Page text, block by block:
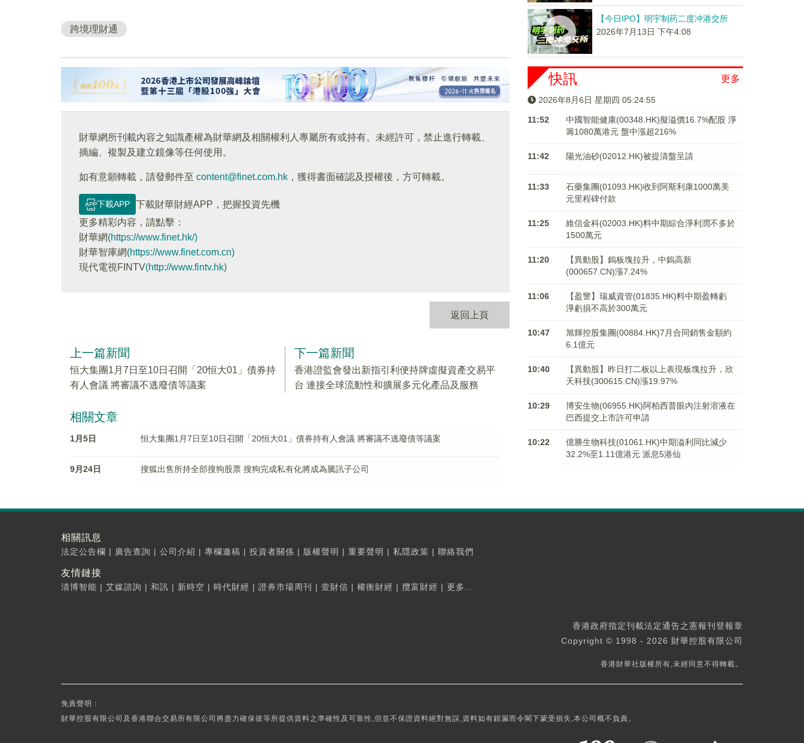
跨境理財通
財華網所刊載內容之知識產權為財華網及相關權利人專屬所有或持有。未經許可，禁止進行轉載、
摘編、複製及建立鏡像等任何使用。
如有意願轉載，請發郵件至 content@finet.com.hk ，獲得書面確認及授權後，方可轉載。
下載APP
下載財華財經APP，把握投資先機
更多精彩内容，請點擊：
財華網(https://www.finet.hk/)
財華智庫網(https://www.finet.com.cn)
現代電視FINTV(http://www.fintv.hk)
返回上頁
上一篇新聞
恒大集團1月7日至10日召開「20恒大01」債券持
有人會議 將審議不逃廢債等議案
下一篇新聞
香港證監會發出新指引利便持牌虛擬資產交易平
台 連接全球流動性和擴展多元化產品及服務
相關文章
1月5日 恒大集團1月7日至10日召開「20恒大01」債券持有人會議 將審議不逃廢債等議案
9月24日 搜狐出售所持全部搜狗股票 搜狗完成私有化將成為騰訊子公司
【今日IPO】明宇制药二度冲港交所
2026年7月13日 下午4:08
更多
快訊
2026年8月6日 星期四 05:24:55
11:52
中國智能健康(00348.HK)擬溢價16.7%配股 淨
籌1080萬港元 ​​​​​​​盤中漲超216%
11:42 陽光油砂(02012.HK)被提清盤呈請
11:33
石藥集團(01093.HK)收到阿斯利康1000萬美
元里程碑付款
11:25
維信金科(02003.HK)料中期綜合淨利潤不多於
1500萬元
11:20
【異動股】鎢板塊拉升，中鎢高新
(000657.CN)漲7.24%
11:06
【盈警】瑞威資管(01835.HK)料中期盈轉虧
淨虧損不高於300萬元
10:47
旭輝控股集團(00884.HK)7月合同銷售金額約
6.1億元
10:40
【異動股】昨日打二板以上表現板塊拉升，欣
天科技(300615.CN)漲19.97%
10:29
博安生物(06955.HK)阿柏西普眼內注射溶液在
巴西提交上市許可申請
10:22
億勝生物科技(01061.HK)中期溢利同比減少
32.2%至1.11億港元 派息5港仙
相關訊息
法定公告欄 | 廣告查詢 | 公司介紹 | 專欄邀稿 | 投資者關係 | 版權聲明 | 重要聲明 | 私隱政策 | 聯絡我們
友情鏈接
清博智能 | 艾媒諮詢 | 和訊 | 新時空 | 時代財經 | 證券市場周刊 | 壹財信 | 權衡財經 | 攬富財經 | 更多...
香港政府指定刊載法定通告之憲報刊登報章
Copyright © 1998 - 2026 財華控股有限公司
香港財華社版權所有,未經同意不得轉載。
免責聲明：
財華控股有限公司及香港聯合交易所有限公司將盡力確保彼等所提供資料之準確性及可靠性,但並不保證資料絕對無誤,資料如有錯漏而令閣下蒙受損失,本公司概不負責。